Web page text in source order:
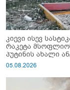
კიევი ისევ
რაკეტა
პუტინის ახალი
05.08.2026